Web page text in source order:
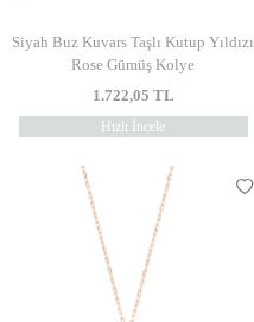
Siyah Buz Kuvars Taşlı Kutup Yıldızı
Rose Gümüş Kolye
1.722,05 TL
Hızlı İncele